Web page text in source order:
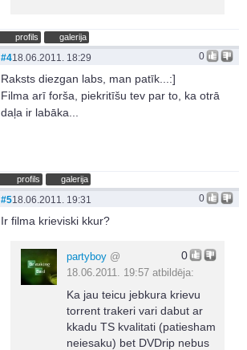
profils galerija
0
#418.06.2011. 18:29
Raksts diezgan labs, man patīk...:]
Filma arī forša, piekritīšu tev par to, ka otrā
daļa ir labāka...
profils galerija
0
#518.06.2011. 19:31
Ir filma krieviski kkur?
0
partyboy @
18.06.2011. 19:57 atbildēja:
Ka jau teicu jebkura krievu
torrent trakeri vari dabut ar
kkadu TS kvalitati (patiesham
neiesaku) bet DVDrip nebus